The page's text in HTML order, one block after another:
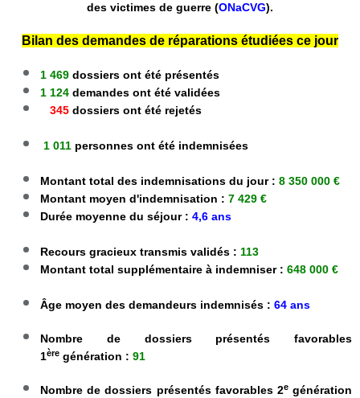
des victimes de guerre (ONaCVG).
Bilan des demandes de réparations étudiées ce jour
1 469 dossiers ont été présentés
1 124 demandes ont été validées
345 dossiers ont été rejetés
1 011 personnes ont été indemnisées
Montant total des indemnisations du jour : 8 350 000 €
Montant moyen d'indemnisation : 7 429 €
Durée moyenne du séjour : 4,6 ans
Recours gracieux transmis validés : 113
Montant total supplémentaire à indemniser : 648 000 €
Âge moyen des demandeurs indemnisés : 64 ans
Nombre de dossiers présentés favorables
1ère génération : 91
Nombre de dossiers présentés favorables 2egénération